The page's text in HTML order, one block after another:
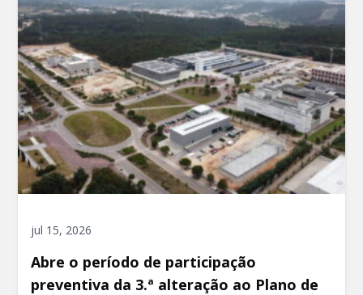
jul 15, 2026
Abre o período de participação
preventiva da 3.ª alteração ao Plano de